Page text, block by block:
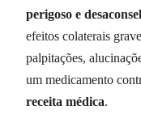
perigoso e
efeitos colaterais
palpitações,
um medicamento
receita médica.